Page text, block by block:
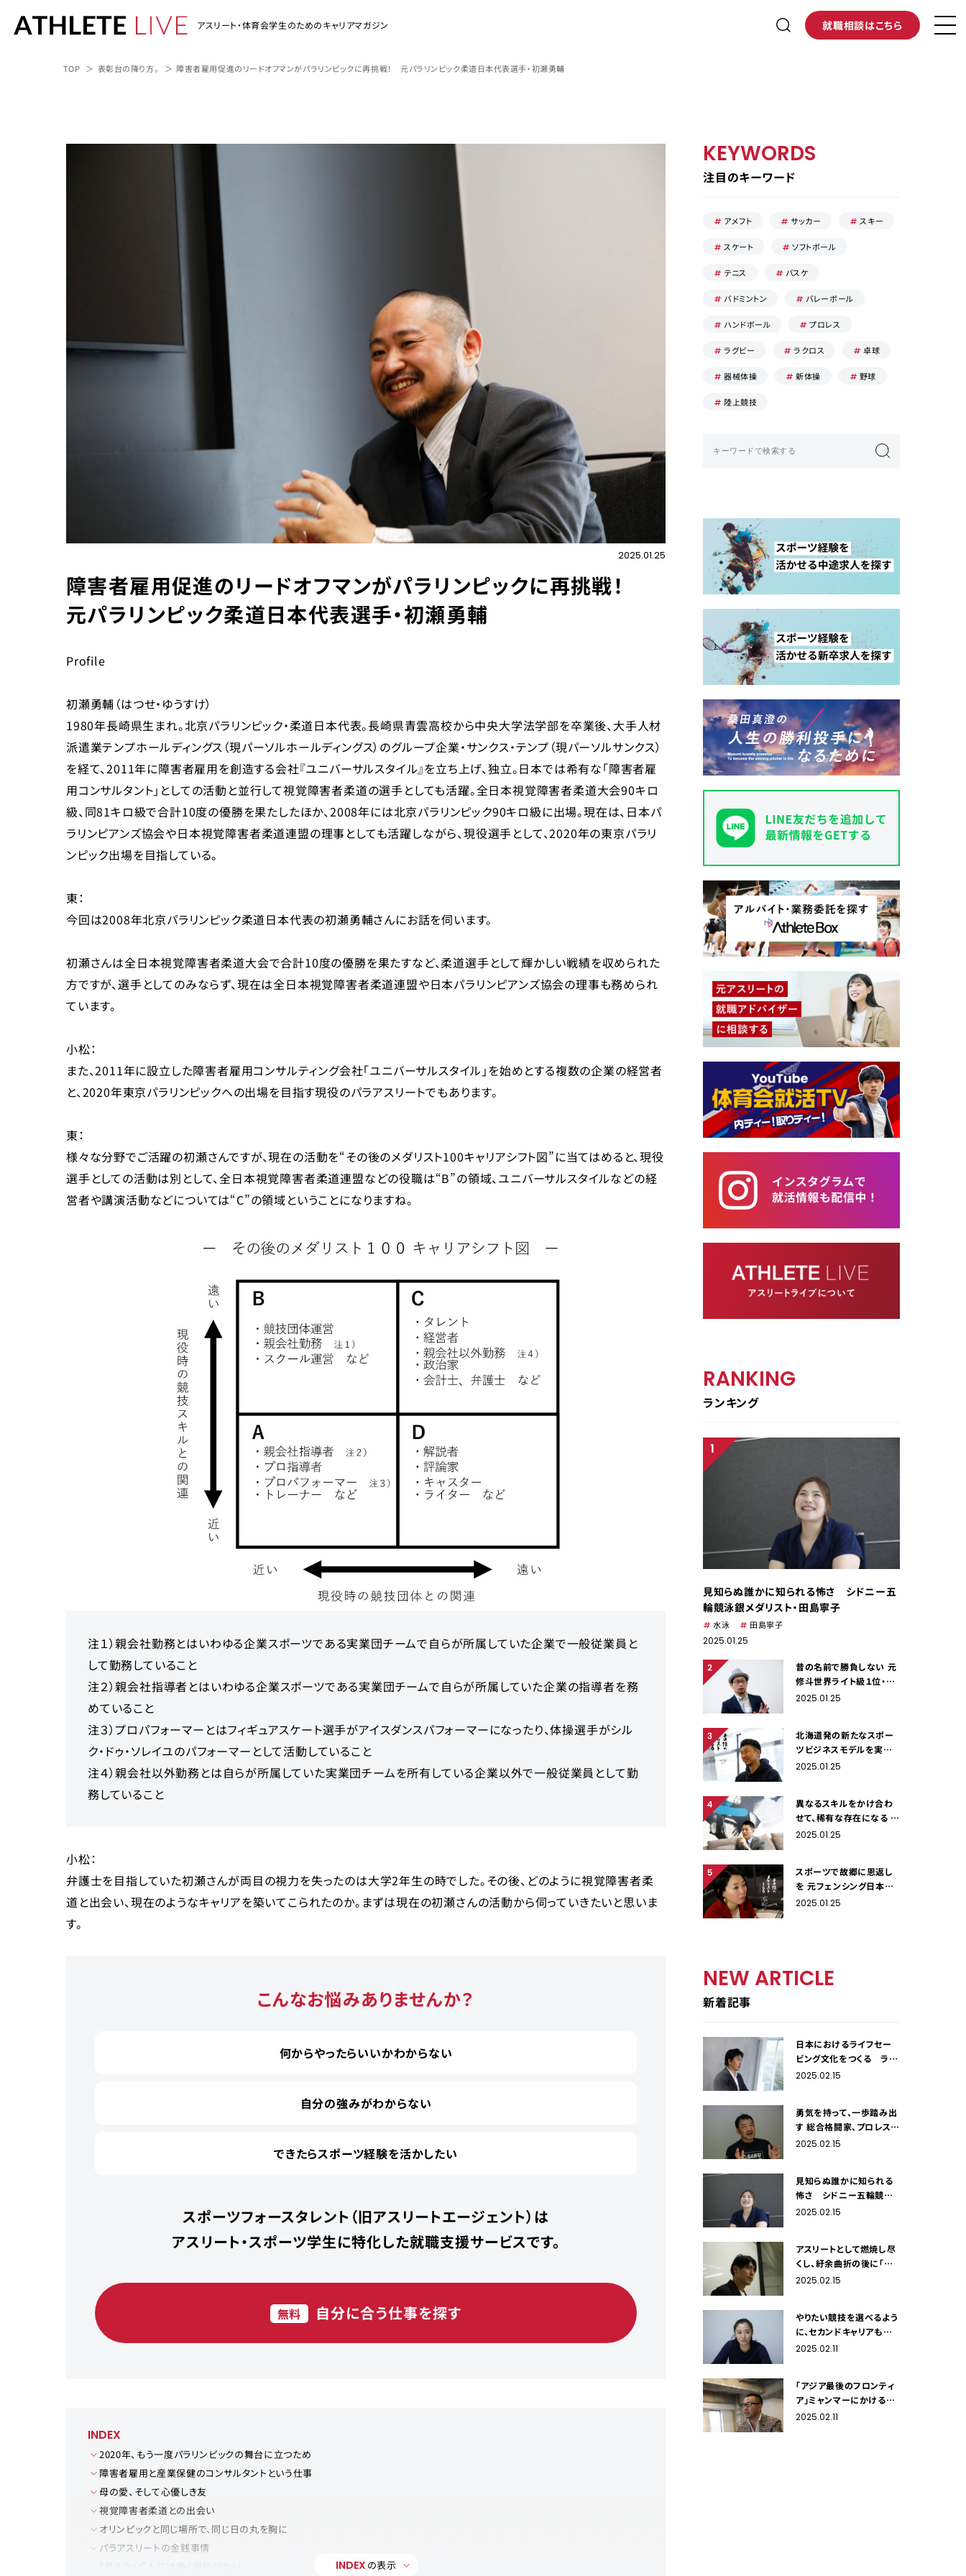
アスリート・体育会学生のためのキャリアマガジン 就職相談はこちら
TOP 表彰台の降り方。 障害者雇用促進のリードオフマンがパラリンピックに再挑戦！ 元パラリンピック柔道日本代表選手・初瀬勇輔
2025.01.25
障害者雇用促進のリードオフマンがパラリンピックに再挑戦！
元パラリンピック柔道日本代表選手・初瀬勇輔
Profile
初瀬勇輔（はつせ・ゆうすけ）
1980年長崎県生まれ。北京パラリンピック・柔道日本代表。長崎県青雲高校から中央大学法学部を卒業後、大手人材
派遣業テンプホールディングス（現パーソルホールディングス）のグループ企業・サンクス・テンプ（現パーソルサンクス）
を経て、2011年に障害者雇用を創造する会社『ユニバーサルスタイル』を立ち上げ、独立。日本では希有な「障害者雇
用コンサルタント」としての活動と並行して視覚障害者柔道の選手としても活躍。全日本視覚障害者柔道大会90キロ
級、同81キロ級で合計10度の優勝を果たしたほか、2008年には北京パラリンピック90キロ級に出場。現在は、日本パ
ラリンピアンズ協会や日本視覚障害者柔道連盟の理事としても活躍しながら、現役選手として、2020年の東京パラリ
ンピック出場を目指している。
東：
今回は2008年北京パラリンピック柔道日本代表の初瀬勇輔さんにお話を伺います。
初瀬さんは全日本視覚障害者柔道大会で合計10度の優勝を果たすなど、柔道選手として輝かしい戦績を収められた
方ですが、選手としてのみならず、現在は全日本視覚障害者柔道連盟や日本パラリンピアンズ協会の理事も務められ
ています。
小松：
また、2011年に設立した障害者雇用コンサルティング会社「ユニバーサルスタイル」を始めとする複数の企業の経営者
と、2020年東京パラリンピックへの出場を目指す現役のパラアスリートでもあります。
東：
様々な分野でご活躍の初瀬さんですが、現在の活動を“その後のメダリスト100キャリアシフト図”に当てはめると、現役
選手としての活動は別として、全日本視覚障害者柔道連盟などの役職は“B”の領域、ユニバーサルスタイルなどの経
営者や講演活動などについては“C”の領域ということになりますね。
注１）親会社勤務とはいわゆる企業スポーツである実業団チームで自らが所属していた企業で一般従業員と
して勤務していること
注２）親会社指導者とはいわゆる企業スポーツである実業団チームで自らが所属していた企業の指導者を務
めていること
注３）プロパフォーマーとはフィギュアスケート選手がアイスダンスパフォーマーになったり、体操選手がシル
ク・ドゥ・ソレイユのパフォーマーとして活動していること
注４）親会社以外勤務とは自らが所属していた実業団チームを所有している企業以外で一般従業員として勤
務していること
小松：
弁護士を目指していた初瀬さんが両目の視力を失ったのは大学2年生の時でした。その後、どのように視覚障害者柔
道と出会い、現在のようなキャリアを築いてこられたのか。まずは現在の初瀬さんの活動から伺っていきたいと思いま
す。
こんなお悩みありませんか？
何からやったらいいかわからない
自分の強みがわからない
できたらスポーツ経験を活かしたい
スポーツフォースタレント（旧アスリートエージェント）は
アスリート・スポーツ学生に特化した就職支援サービスです。
無料 自分に合う仕事を探す
INDEX
2020年、もう一度パラリンピックの舞台に立つため
障害者雇用と産業保健のコンサルタントという仕事
母の愛、そして心優しき友
視覚障害者柔道との出会い
オリンピックと同じ場所で、同じ日の丸を胸に
パラアスリートの金銭事情
INDEX の表示
KEYWORDS
注目のキーワード
アメフト サッカー スキー
スケート ソフトボール
テニス バスケ
バドミントン バレーボール
ハンドボール プロレス
ラグビー ラクロス 卓球
器械体操 新体操 野球
陸上競技
RANKING
ランキング
見知らぬ誰かに知られる怖さ シドニー五
輪競泳銀メダリスト・田島寧子
水泳 田島寧子
2025.01.25
昔の名前で勝負しない 元
修斗世界ライト級１位・戸
井田カツヤ
2025.01.25
北海道発の新たなスポー
ツビジネスモデルを実現
する 元プロサッカー選
2025.01.25
異なるスキルをかけ合わ
せて、稀有な存在になる 元
プロ野球選手・高森勇旗
2025.01.25
スポーツで故郷に恩返し
を 元フェンシング日本代
表・池田めぐみ（旧姓原田）
2025.01.25
NEW ARTICLE
新着記事
日本におけるライフセー
ビング文化をつくる ライ
フセーバー・飯沼誠司
2025.02.15
勇気を持って、一歩踏み出
す 総合格闘家、プロレスラ
ー・桜庭和志
2025.02.15
見知らぬ誰かに知られる
怖さ シドニー五輪競泳
銀メダリスト・田島寧子
2025.02.15
アスリートとして燃焼し尽
くし、紆余曲折の後に「ス
プリントコーチ」に辿り着
2025.02.15
やりたい競技を選べるよう
に、セカンドキャリアも自
由に選べる社会を。競泳オ
2025.02.11
「アジア最後のフロンティ
ア」ミャンマーにかける岡
本篤志のセカンドキャリア
2025.02.11